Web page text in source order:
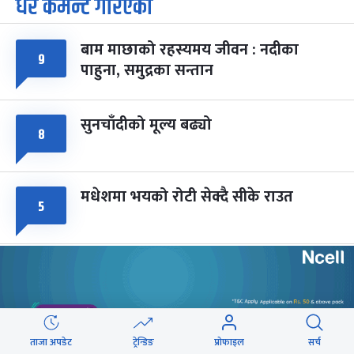
७
चैत्र ७, २०८३-Mar 21, 2027
८
सोम
फागुपूर्णिमा
चैत्र ८, २०८३-Mar 22, 2027
७ महिना बाँकी
धेरै कमेन्ट गरिएका
९ बाम माछाको रहस्यमय जीवन : नदीका
पाहुना, समुद्रका सन्तान
८ सुनचाँदीको मूल्य बढ्यो
५ मधेशमा भयको रोटी सेक्दै सीके राउत
मोहन तिम्सिनाजी- मार्क्सवाद देववाणी होइन,
महानगरका १८७ सहकारीले फिर्ता दिन
ताजा अपडेट ट्रेन्डिङ प्रोफाइल सर्च